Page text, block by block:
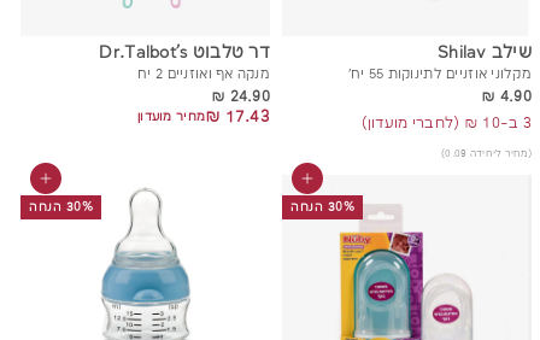
שילב Shilav
מקלוני אוזניים לתינוקות 55 יח'
4.90 ₪
4.90 ₪
3 ב-10 ₪ (לחברי מועדון)
(מחיר ליחידה 0.09)
דר טלבוט Dr.Talbot's
מנקה אף ואוזניים 2 יח
24.90 ₪
24.90 ₪
17.43 ₪
17.43 ₪
מחיר מועדון
30% הנחה
הוסף לסל
30% הנחה
הוסף לסל